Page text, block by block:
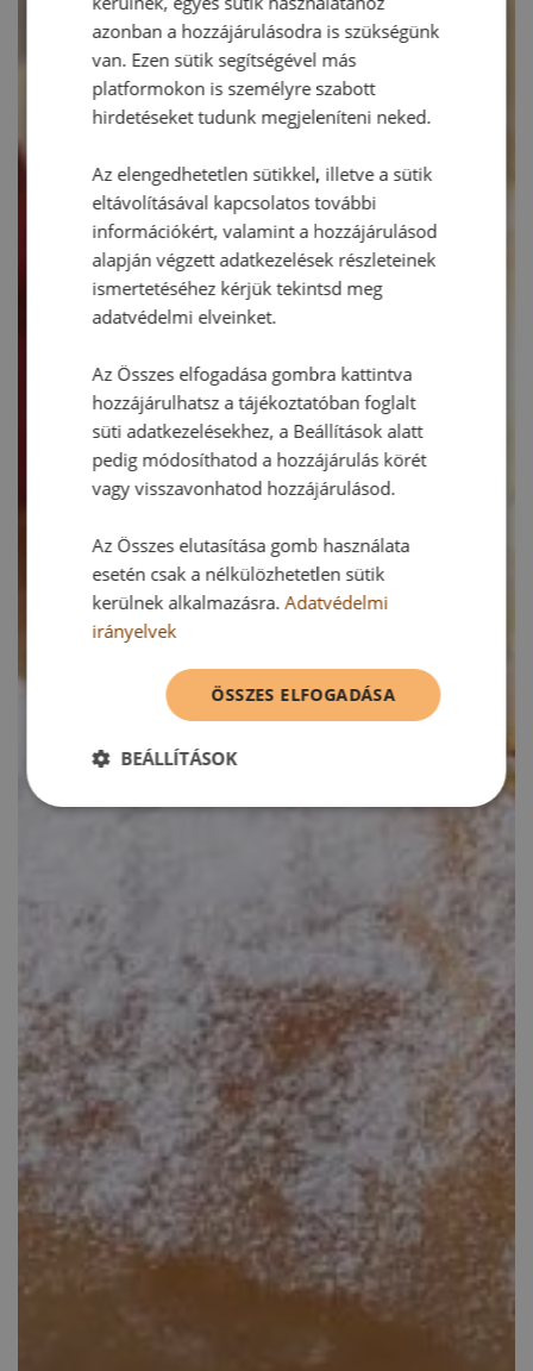
azonban a hozzájárulásodra is szükségünk
van. Ezen sütik segítségével más
platformokon is személyre szabott
hirdetéseket tudunk megjeleníteni neked.
Az elengedhetetlen sütikkel, illetve a sütik
eltávolításával kapcsolatos további
információkért, valamint a hozzájárulásod
alapján végzett adatkezelések részleteinek
ismertetéséhez kérjük tekintsd meg
adatvédelmi elveinket.
Az Összes elfogadása gombra kattintva
hozzájárulhatsz a tájékoztatóban foglalt
süti adatkezelésekhez, a Beállítások alatt
pedig módosíthatod a hozzájárulás körét
vagy visszavonhatod hozzájárulásod.
Az Összes elutasítása gomb használata
esetén csak a nélkülözhetetlen sütik
kerülnek alkalmazásra.Adatvédelmi
irányelvek
ÖSSZES ELFOGADÁSA
BEÁLLÍTÁSOK